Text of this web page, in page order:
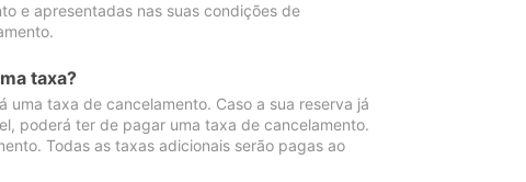
e apresentadas nas suas condições de
taxa?
taxa de cancelamento. Caso a sua reserva já
poderá ter de pagar uma taxa de cancelamento.
Todas as taxas adicionais serão pagas ao